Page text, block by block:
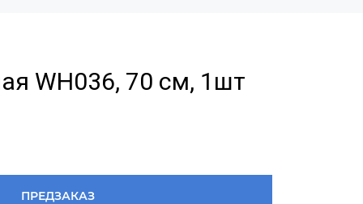
WH036, 70 см, 1шт
ПРЕДЗАКАЗ